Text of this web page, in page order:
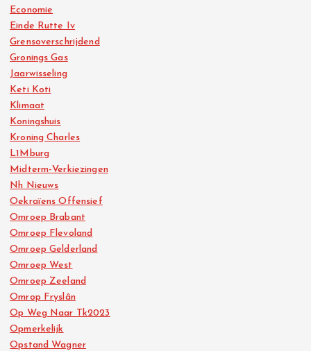
Economie
Einde Rutte Iv
Grensoverschrijdend
Gronings Gas
Jaarwisseling
Keti Koti
Klimaat
Koningshuis
Kroning Charles
L1Mburg
Midterm-Verkiezingen
Nh Nieuws
Oekraïens Offensief
Omroep Brabant
Omroep Flevoland
Omroep Gelderland
Omroep West
Omroep Zeeland
Omrop Fryslân
Op Weg Naar Tk2023
Opmerkelijk
Opstand Wagner